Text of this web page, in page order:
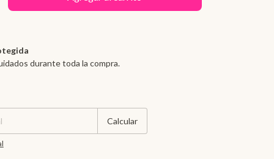
durante toda la compra.
Calcular